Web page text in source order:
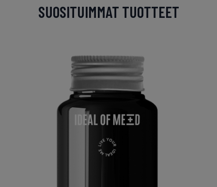
SUOSITUIMMAT TUOTTEET